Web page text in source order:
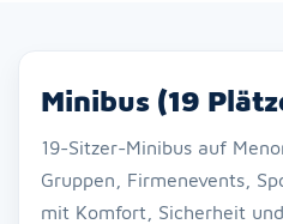
Minibus (19
19-Sitzer-Minibus auf
Gruppen, Firmenevents,
mit Komfort, Sicherheit und